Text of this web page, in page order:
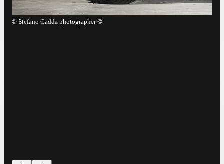
© Stefano Gadda photographer ©